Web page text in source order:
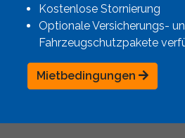
Kostenlose Stornierung
Optionale Versicherungs-
Fahrzeugschutzpakete
Mietbedingungen